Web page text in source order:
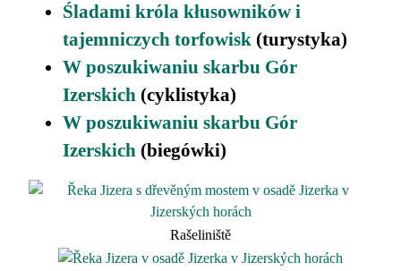
Śladami króla kłusowników i
tajemniczych torfowisk (turystyka)
W poszukiwaniu skarbu Gór
Izerskich (cyklistyka)
W poszukiwaniu skarbu Gór
Izerskich (biegówki)
Rašeliniště